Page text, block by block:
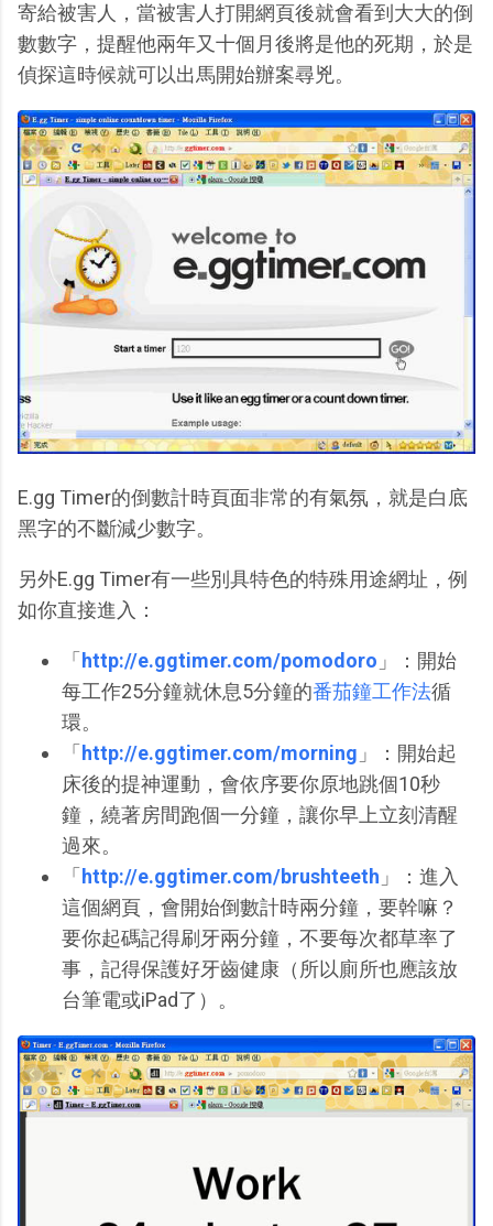
寄給被害人，當被害人打開網頁後就會看到大大的倒
數數字，提醒他兩年又十個月後將是他的死期，於是
偵探這時候就可以出馬開始辦案尋兇。
E.gg Timer的倒數計時頁面非常的有氣氛，就是白底
黑字的不斷減少數字。
另外E.gg Timer有一些別具特色的特殊用途網址，例
如你直接進入：
「 http://e.ggtimer.com/pomodoro 」：開始
每工作25分鐘就休息5分鐘的番茄鐘工作法循
環。
「 http://e.ggtimer.com/morning 」：開始起
床後的提神運動，會依序要你原地跳個10秒
鐘，繞著房間跑個一分鐘，讓你早上立刻清醒
過來。
「 http://e.ggtimer.com/brushteeth 」：進入
這個網頁，會開始倒數計時兩分鐘，要幹嘛？
要你起碼記得刷牙兩分鐘，不要每次都草率了
事，記得保護好牙齒健康（所以廁所也應該放
台筆電或iPad了）。